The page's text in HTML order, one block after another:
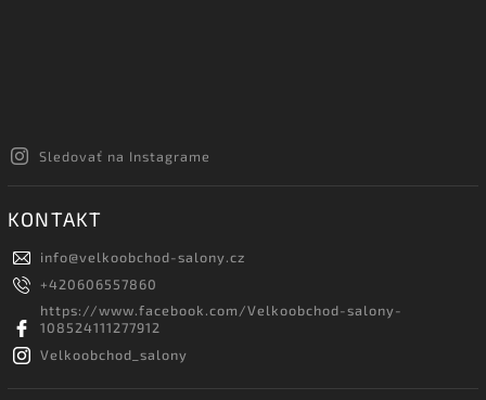
Sledovať na Instagrame
KONTAKT
info@velkoobchod-salony.cz
+420606557860
https://www.facebook.com/Velkoobchod-salony-
108524111277912
Velkoobchod_salony